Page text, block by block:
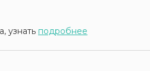
узнать подробнее